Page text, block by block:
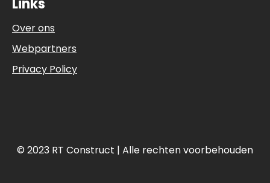
Links
Over ons
Webpartners
Privacy Policy
© 2023 RT Construct | Alle rechten voorbehouden